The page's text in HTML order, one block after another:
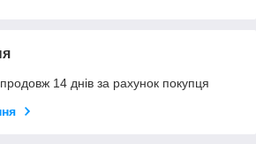
14 днів за рахунок покупця